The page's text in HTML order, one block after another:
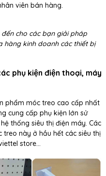
viên bán hàng.
cho các bạn giải pháp
hàng kinh doanh các thiết bị
phụ kiện điện thoại, máy
phẩm móc treo cao cấp nhất
cung cấp phụ kiện lớn sử
thống siêu thị điện máy. Các
này ở hầu hết các siêu thị
store...